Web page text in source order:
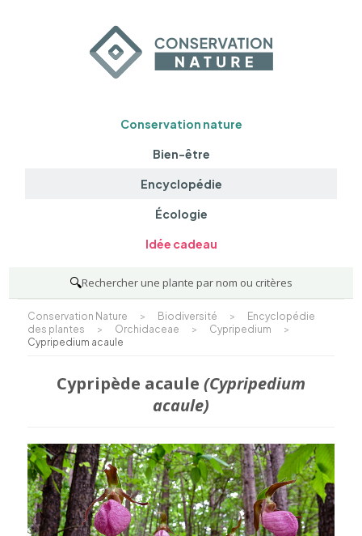
Conservation nature
Bien-être
Encyclopédie
Écologie
Idée cadeau
🔍Rechercher une plante par nom ou critères
Conservation Nature > Biodiversité >
Encyclopédie
des plantes
> Orchidaceae > Cypripedium
>
Cypripedium acaule
Cypripède acaule (Cypripedium
acaule)